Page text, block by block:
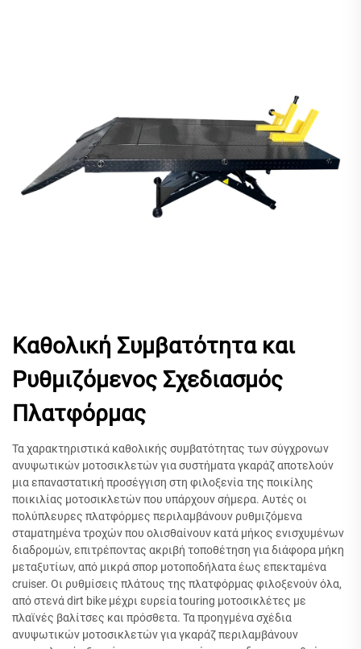
Καθολική Συμβατότητα και
Ρυθμιζόμενος Σχεδιασμός
Πλατφόρμας
Τα χαρακτηριστικά καθολικής συμβατότητας των σύγχρονων
ανυψωτικών μοτοσικλετών για συστήματα γκαράζ αποτελούν
μια επαναστατική προσέγγιση στη φιλοξενία της ποικίλης
ποικιλίας μοτοσικλετών που υπάρχουν σήμερα. Αυτές οι
πολύπλευρες πλατφόρμες περιλαμβάνουν ρυθμιζόμενα
σταματημένα τροχών που ολισθαίνουν κατά μήκος ενισχυμένων
διαδρομών, επιτρέποντας ακριβή τοποθέτηση για διάφορα μήκη
μεταξυτίων, από μικρά σπορ μοτοποδήλατα έως επεκταμένα
cruiser. Οι ρυθμίσεις πλάτους της πλατφόρμας φιλοξενούν όλα,
από στενά dirt bike μέχρι ευρεία touring μοτοσικλέτες με
πλαϊνές βαλίτσες και πρόσθετα. Τα προηγμένα σχέδια
ανυψωτικών μοτοσικλετών για γκαράζ περιλαμβάνουν